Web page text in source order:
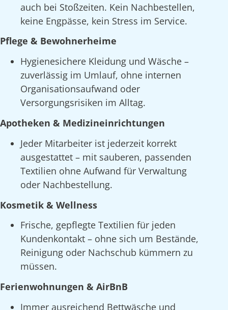
auch bei Stoßzeiten. Kein Nachbestellen,
keine Engpässe, kein Stress im Service.
Pflege & Bewohnerheime
Hygienesichere Kleidung und Wäsche –
zuverlässig im Umlauf, ohne internen
Organisationsaufwand oder
Versorgungsrisiken im Alltag.
Apotheken & Medizineinrichtungen
Jeder Mitarbeiter ist jederzeit korrekt
ausgestattet – mit sauberen, passenden
Textilien ohne Aufwand für Verwaltung
oder Nachbestellung.
Kosmetik & Wellness
Frische, gepflegte Textilien für jeden
Kundenkontakt – ohne sich um Bestände,
Reinigung oder Nachschub kümmern zu
müssen.
Ferienwohnungen & AirBnB
Immer ausreichend Bettwäsche und